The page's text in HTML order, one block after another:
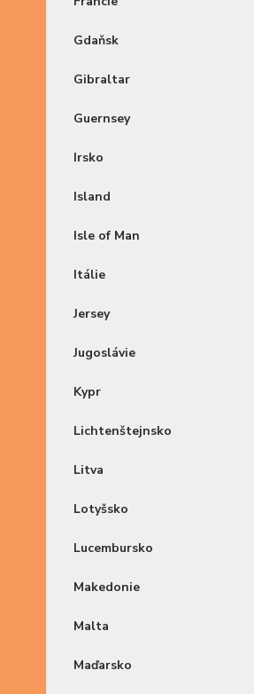
Gdaňsk
Gibraltar
Guernsey
Irsko
Island
Isle of Man
Itálie
Jersey
Jugoslávie
Kypr
Lichtenštejnsko
Litva
Lotyšsko
Lucembursko
Makedonie
Malta
Maďarsko